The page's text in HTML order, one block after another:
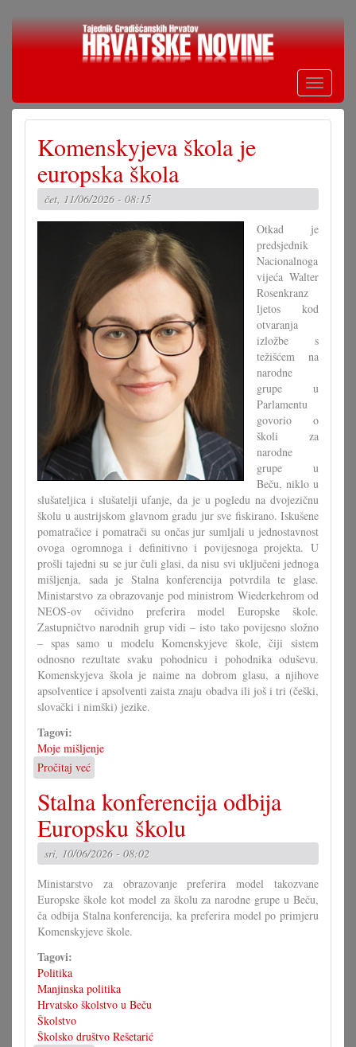
Skoči
Toggle
Komenskyjeva škola je
europska škola
čet, 11/06/2026 - 08:15
Otkad je
predsjednik
Nacionalnoga
vijeća Walter
Rosenkranz
ljetos kod
otvaranja
izložbe s
težišćem na
narodne
grupe u
Parlamentu
govorio o
školi za
narodne
grupe u
Beču, niklo u
slušateljica i slušatelji ufanje, da je u pogledu na dvojezičnu
školu u austrijskom glavnom gradu jur sve fiskirano. Iskušene
pomatračice i pomatrači su ončas jur sumljali u jednostavnost
ovoga ogromnoga i definitivno i povijesnoga projekta. U
prošli tajedni su se jur čuli glasi, da nisu svi uključeni jednoga
mišljenja, sada je Stalna konferencija potvrdila te glase.
Ministarstvo za obrazovanje pod ministrom Wiederkehrom od
NEOS-ov očividno preferira model Europske škole.
Zastupničtvo narodnih grup vidi – isto tako povijesno složno
– spas samo u modelu Komenskyjeve škole, čiji sistem
odnosno rezultate svaku pohodnicu i pohodnika oduševu.
Komenskyjeva škola je naime na dobrom glasu, a njihove
apsolventice i apsolventi zaista znaju obadva ili još i tri (češki,
slovački i nimški) jezike.
Tagovi:
Moje mišljenje
Pročitaj već
Komenskyjeva
škola
je
europska
škola
Stalna konferencija odbija
Europsku školu
sri, 10/06/2026 - 08:02
Ministarstvo za obrazovanje preferira model takozvane
Europske škole kot model za školu za narodne grupe u Beču,
ča odbija Stalna konferencija, ka preferira model po primjeru
Komenskyjeve škole.
Tagovi:
Politika
Manjinska politika
Hrvatsko školstvo u Beču
Školstvo
Školsko društvo Rešetarić